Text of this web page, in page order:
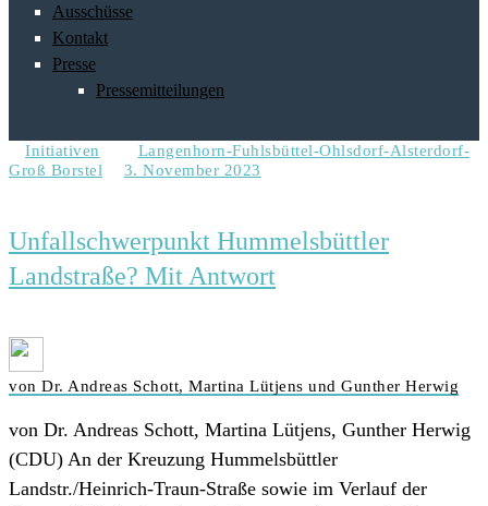
Ausschüsse
Kontakt
Presse
Pressemitteilungen
Initiativen
Langenhorn-Fuhlsbüttel-Ohlsdorf-Alsterdorf-
Groß Borstel
3. November 2023
Unfallschwerpunkt Hummelsbüttler
Landstraße? Mit Antwort
von Dr. Andreas Schott, Martina Lütjens und Gunther Herwig
von Dr. Andreas Schott, Martina Lütjens, Gunther Herwig
(CDU) An der Kreuzung Hummelsbüttler
Landstr./Heinrich-Traun-Straße sowie im Verlauf der